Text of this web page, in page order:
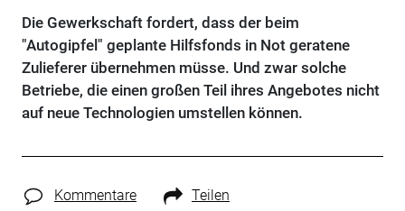
Die Gewerkschaft fordert, dass der beim
"Autogipfel" geplante Hilfsfonds in Not geratene
Zulieferer übernehmen müsse. Und zwar solche
Betriebe, die einen großen Teil ihres Angebotes nicht
auf neue Technologien umstellen können.
Kommentare Teilen